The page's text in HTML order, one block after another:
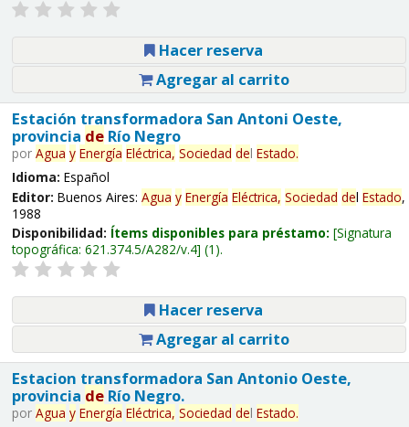
Hacer reserva
Agregar al carrito
Estación transformadora San Antoni Oeste,
provincia deRío Negro
por Agua y Energía Eléctrica, Sociedad del Estado.
Idioma: Español
Editor: Buenos Aires: Agua y Energía Eléctrica, Sociedad del Estado,
1988
Disponibilidad: Ítems disponibles para préstamo: Signatura
topográfica: 621.374.5/A282/v.4 (1).
Hacer reserva
Agregar al carrito
Estacion transformadora San Antonio Oeste,
provincia deRío Negro.
por Agua y Energía Eléctrica, Sociedad del Estado.